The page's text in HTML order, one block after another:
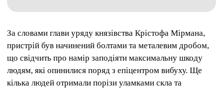
За словами глави уряду князівства Крістофа Мірмана,
пристрій був начинений болтами та металевим дробом,
що свідчить про намір заподіяти максимальну шкоду
людям, які опинилися поряд з епіцентром вибуху. Ще
кілька людей отримали порізи уламками скла та